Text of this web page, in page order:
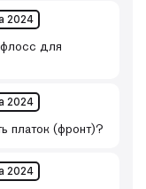
2024
для
2024
платок (фронт)?
2024